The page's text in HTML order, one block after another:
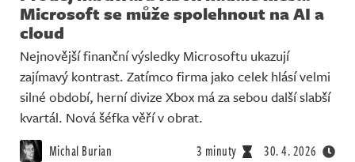
Microsoft se může spolehnout na AI a
cloud
Nejnovější finanční výsledky Microsoftu ukazují
zajímavý kontrast. Zatímco firma jako celek hlásí velmi
silné období, herní divize Xbox má za sebou další slabší
kvartál. Nová šéfka věří v obrat.
Michal Burian 3 minuty 30. 4. 2026